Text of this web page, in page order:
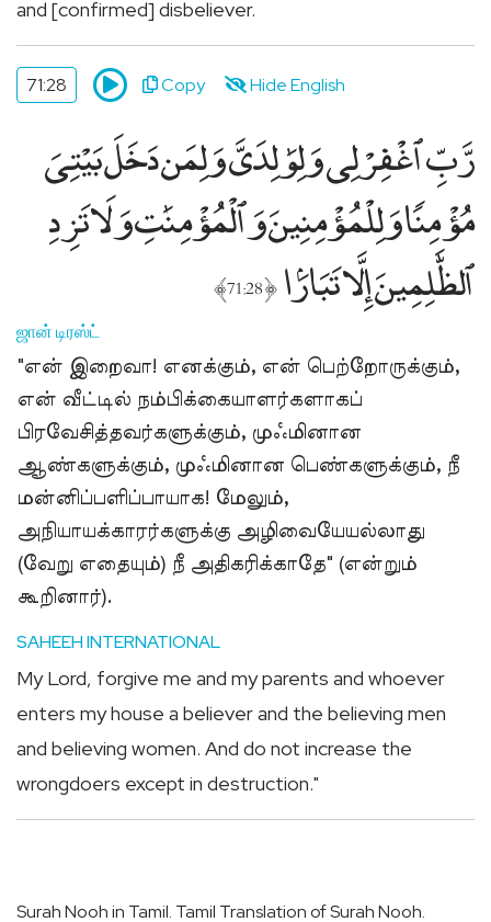
and [confirmed] disbeliever.
71:28 Copy Hide English
رَّبِّ ٱغْفِرْ لِى وَلِوَٰلِدَىَّ وَلِمَن دَخَلَ بَيْتِىَ
مُؤْمِنًۭا وَلِلْمُؤْمِنِينَ وَٱلْمُؤْمِنَٰتِ وَلَا تَزِدِ
ٱلظَّٰلِمِينَ إِلَّا تَبَارًۢا ﴿71:28﴾
ஜான் டிரஸ்ட்
"என் இறைவா! எனக்கும், என் பெற்றோருக்கும்,
என் வீட்டில் நம்பிக்கையாளர்களாகப்
பிரவேசித்தவர்களுக்கும், முஃமினான
ஆண்களுக்கும், முஃமினான பெண்களுக்கும், நீ
மன்னிப்பளிப்பாயாக! மேலும்,
அநியாயக்காரர்களுக்கு அழிவையேயல்லாது
(வேறு எதையும்) நீ அதிகரிக்காதே" (என்றும்
கூறினார்).
SAHEEH INTERNATIONAL
My Lord, forgive me and my parents and whoever
enters my house a believer and the believing men
and believing women. And do not increase the
wrongdoers except in destruction."
Surah Nooh in Tamil. Tamil Translation of Surah Nooh.